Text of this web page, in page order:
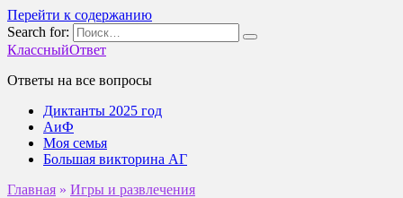
Перейти к содержанию
Search for:
КлассныйОтвет
Ответы на все вопросы
Диктанты 2025 год
АиФ
Моя семья
Большая викторина АГ
Главная » Игры и развлечения